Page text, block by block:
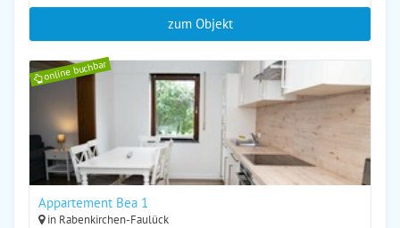
zum Objekt
online buchbar
Appartement Bea 1
in Rabenkirchen-Faulück